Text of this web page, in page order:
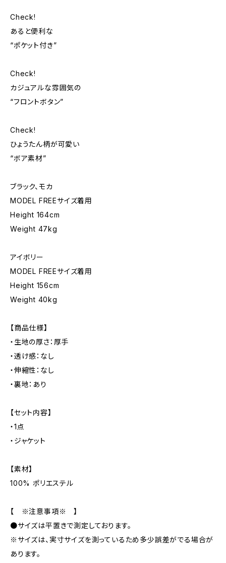
Check!
あると便利な
“ポケット付き”
Check!
カジュアルな雰囲気の
“フロントボタン”
Check!
ひょうたん柄が可愛い
“ボア素材”
ブラック、モカ
MODEL FREEサイズ着用
Height 164cm
Weight 47kg
アイボリー
MODEL FREEサイズ着用
Height 156cm
Weight 40kg
【商品仕様】
・生地の厚さ：厚手
・透け感：なし
・伸縮性：なし
・裏地：あり
【セット内容】
・1点
・ジャケット
【素材】
100% ポリエステル
【 ※注意事項※ 】
●サイズは平置きで測定しております。
※サイズは、実寸サイズを測っているため多少誤差がでる場合が
あります。